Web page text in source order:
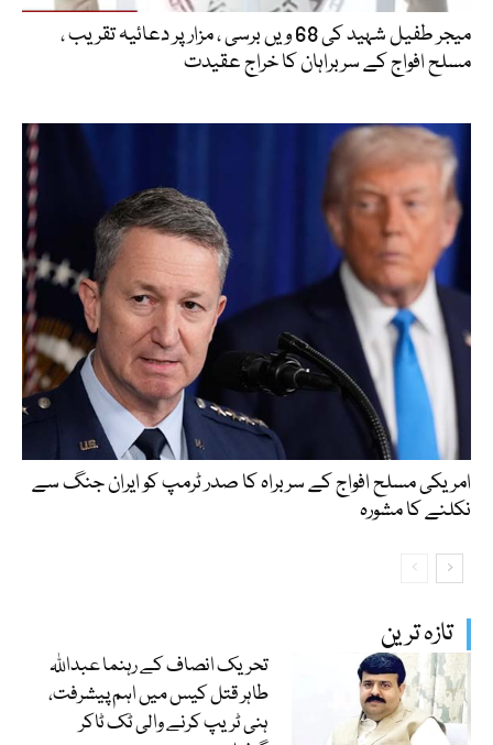
تازہ ترین
تحریک انصاف کے رہنما عبداللہ
طاہر قتل کیس میں اہم پیشرفت،
ہنی ٹریپ کرنے والی ٹک ٹاکر
میجر طفیل شہید کی 68 ویں برسی ، مزار پر دعائیہ تقریب ،
مسلح افواج کے سربراہان کا خراج عقیدت
امریکی مسلح افواج کے سربراہ کا صدر ٹرمپ کو ایران جنگ سے
نکلنے کا مشورہ